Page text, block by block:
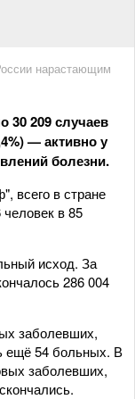
нарастающим
30 209 случаев
— активно у
болезни.
всего в стране
в 85
исход. За
286 004
заболевших,
ещё 54 больных. В
заболевших,